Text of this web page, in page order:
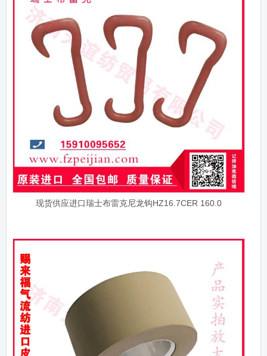
现货供应进口瑞士布雷克尼龙钩HZ16.7CER 160.0